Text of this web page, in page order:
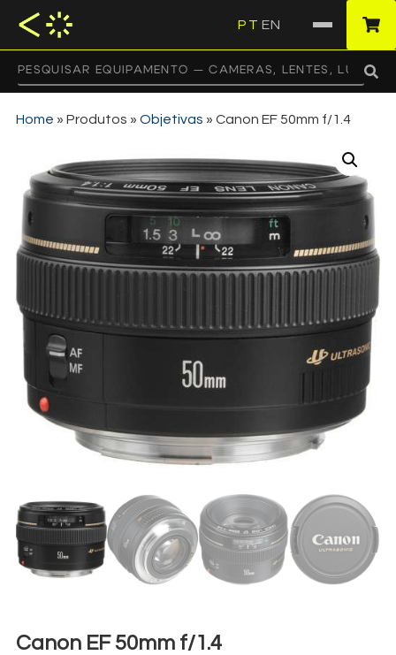
PT EN
Home » Produtos » Objetivas » Canon EF 50mm f/1.4
Canon EF 50mm f/1.4